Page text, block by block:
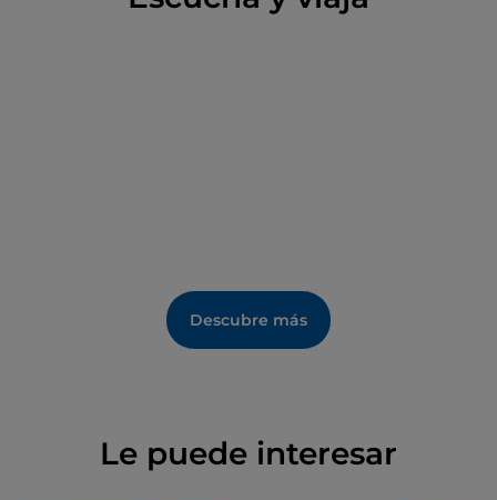
Descubre más
Le puede interesar